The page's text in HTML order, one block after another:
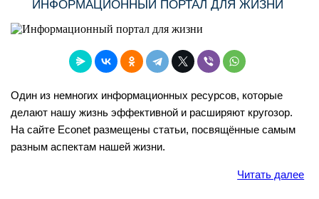
ИНФОРМАЦИОННЫЙ ПОРТАЛ ДЛЯ ЖИЗНИ
Один из немногих информационных ресурсов, которые
делают нашу жизнь эффективной и расширяют кругозор.
На сайте Econet размещены статьи, посвящённые самым
разным аспектам нашей жизни.
Читать далее